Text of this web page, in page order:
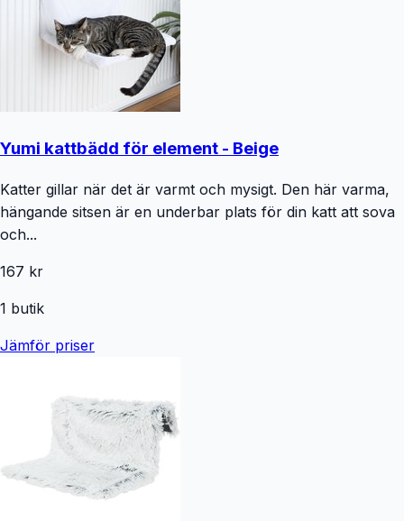
Yumi kattbädd för element - Beige
Katter gillar när det är varmt och mysigt. Den här varma,
hängande sitsen är en underbar plats för din katt att sova
och...
167 kr
1 butik
Jämför priser